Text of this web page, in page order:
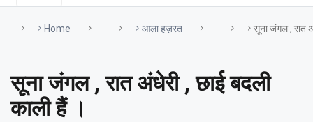
Home आला हज़रत सूना जंगल , रात
सूना जंगल , रात अंधेरी , छाई बदली
काली हैं ।